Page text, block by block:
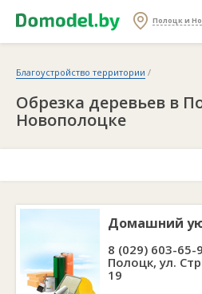
Полоцк и
Благоустройство территории /
Обрезка деревьев в
Новополоцке
Домашний
8 (029) 603-65-
Полоцк, ул.
19